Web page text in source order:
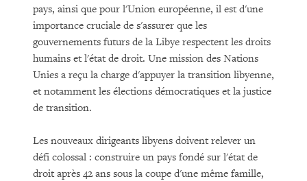
pays, ainsi que pour l'Union européenne, il est d'une
importance cruciale de s'assurer que les
gouvernements futurs de la Libye respectent les droits
humains et l'état de droit. Une mission des Nations
Unies a reçu la charge d'appuyer la transition libyenne,
et notamment les élections démocratiques et la justice
de transition.
Les nouveaux dirigeants libyens doivent relever un
défi colossal : construire un pays fondé sur l'état de
droit après 42 ans sous la coupe d'une même famille,